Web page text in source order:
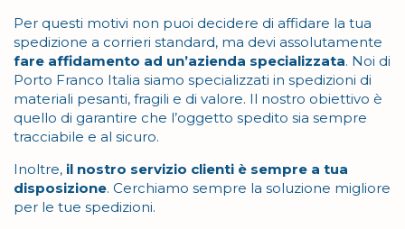
Per questi motivi non puoi decidere di affidare la tua
spedizione a corrieri standard, ma devi assolutamente
fare affidamento ad un’azienda specializzata. Noi di
Porto Franco Italia siamo specializzati in spedizioni di
materiali pesanti, fragili e di valore. Il nostro obiettivo è
quello di garantire che l’oggetto spedito sia sempre
tracciabile e al sicuro.
Inoltre, il nostro servizio clienti è sempre a tua
disposizione. Cerchiamo sempre la soluzione migliore
per le tue spedizioni.